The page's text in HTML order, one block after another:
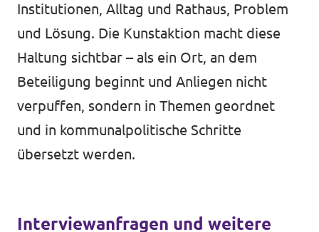
Institutionen, Alltag und Rathaus, Problem
und Lösung. Die Kunstaktion macht diese
Haltung sichtbar – als ein Ort, an dem
Beteiligung beginnt und Anliegen nicht
verpuffen, sondern in Themen geordnet
und in kommunalpolitische Schritte
übersetzt werden.
Interviewanfragen und weitere